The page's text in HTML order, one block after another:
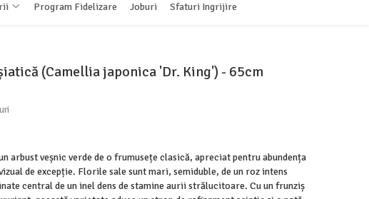
Program Fidelizare Joburi Sfaturi Ingrijire
(Camellia japonica 'Dr. King') - 65cm
arbust veșnic verde de o frumusețe clasică, apreciat pentru abundența
de excepție. Florile sale sunt mari, semiduble, de un roz intens
central de un inel dens de stamine aurii strălucitoare. Cu un frunziș